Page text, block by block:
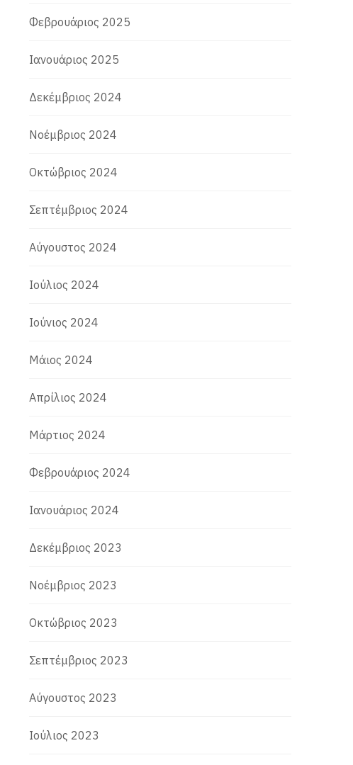
Φεβρουάριος 2025
Ιανουάριος 2025
Δεκέμβριος 2024
Νοέμβριος 2024
Οκτώβριος 2024
Σεπτέμβριος 2024
Αύγουστος 2024
Ιούλιος 2024
Ιούνιος 2024
Μάιος 2024
Απρίλιος 2024
Μάρτιος 2024
Φεβρουάριος 2024
Ιανουάριος 2024
Δεκέμβριος 2023
Νοέμβριος 2023
Οκτώβριος 2023
Σεπτέμβριος 2023
Αύγουστος 2023
Ιούλιος 2023